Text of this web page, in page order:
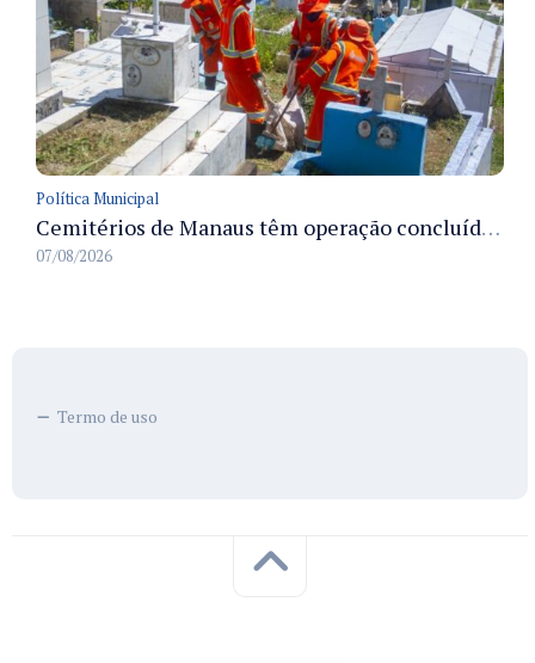
Política Municipal
Cemitérios de Manaus têm operação concluída e estrutura pronta para receber famílias no Dia dos Pais
07/08/2026
Termo de uso